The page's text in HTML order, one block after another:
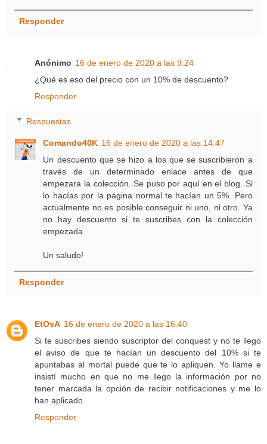
Responder
Anónimo 16 de enero de 2020 a las 9:24
¿Qué es eso del precio con un 10% de descuento?
Responder
Respuestas
Comando40K 16 de enero de 2020 a las 14:47
Un descuento que se hizo a los que se suscribieron a
través de un determinado enlace antes de que
empezara la colección. Se puso por aquí en el blog. Si
lo hacías por la página normal te hacían un 5%. Pero
actualmente no es posible conseguir ni uno, ni otro. Ya
no hay descuento si te suscribes con la colección
empezada.
Un saludo!
Responder
EtOsA 16 de enero de 2020 a las 16:40
Si te suscribes siendo suscriptor del conquest y no te llego
el aviso de que te hacían un descuento del 10% si te
apuntabas al mortal puede que te lo apliquen. Yo llame e
insistí mucho en que no me llego la información por no
tener marcada la opción de recibir notificaciones y me lo
han aplicado.
Responder